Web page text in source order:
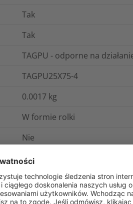
Tak
Tak
TAGPU - odporne na
TAGPU25X75-4
0.0017 kg
W formie rolki
Nie
i opakowania